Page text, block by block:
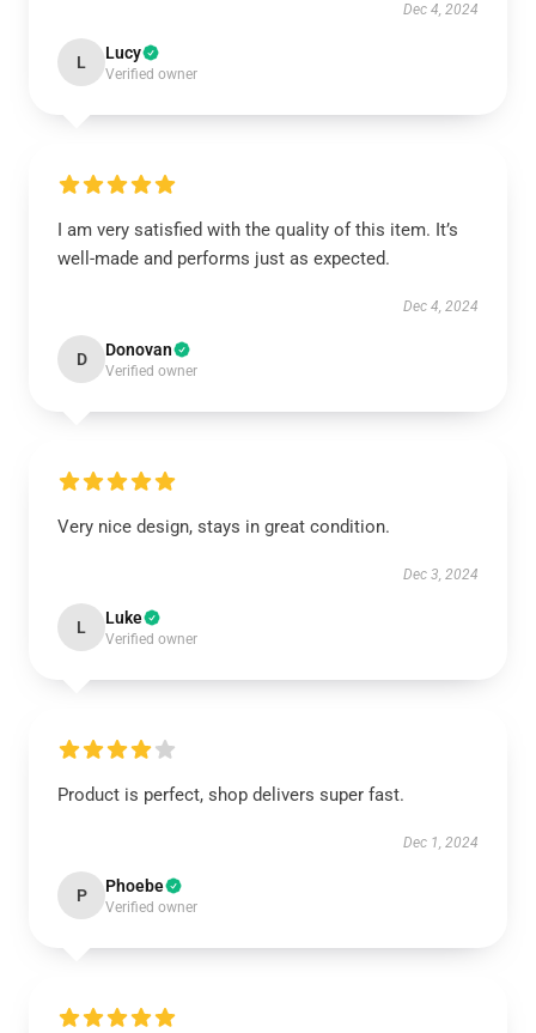
Dec 4, 2024
L Lucy
Verified owner
I am very satisfied with the quality of this item. It’s
well-made and performs just as expected.
Dec 4, 2024
D Donovan
Verified owner
Very nice design, stays in great condition.
Dec 3, 2024
L Luke
Verified owner
Product is perfect, shop delivers super fast.
Dec 1, 2024
P Phoebe
Verified owner